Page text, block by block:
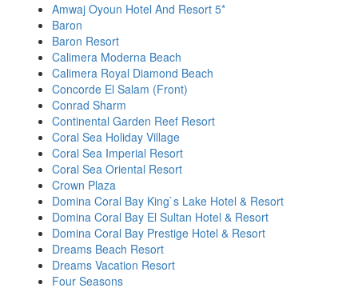
Amwaj Oyoun Hotel And Resort 5*
Baron
Baron Resort
Calimera Moderna Beach
Calimera Royal Diamond Beach
Concorde El Salam (Front)
Conrad Sharm
Continental Garden Reef Resort
Coral Sea Holiday Village
Coral Sea Imperial Resort
Coral Sea Oriental Resort
Crown Plaza
Domina Coral Bay King`s Lake Hotel & Resort
Domina Coral Bay El Sultan Hotel & Resort
Domina Coral Bay Prestige Hotel & Resort
Dreams Beach Resort
Dreams Vacation Resort
Four Seasons